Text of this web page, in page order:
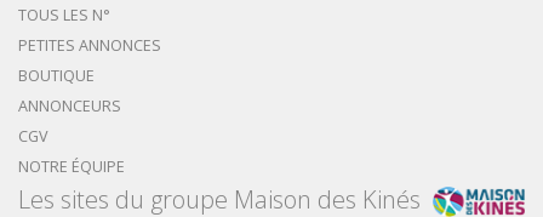
TOUS LES N°
PETITES ANNONCES
BOUTIQUE
ANNONCEURS
CGV
NOTRE ÉQUIPE
Les sites du groupe Maison des Kinés